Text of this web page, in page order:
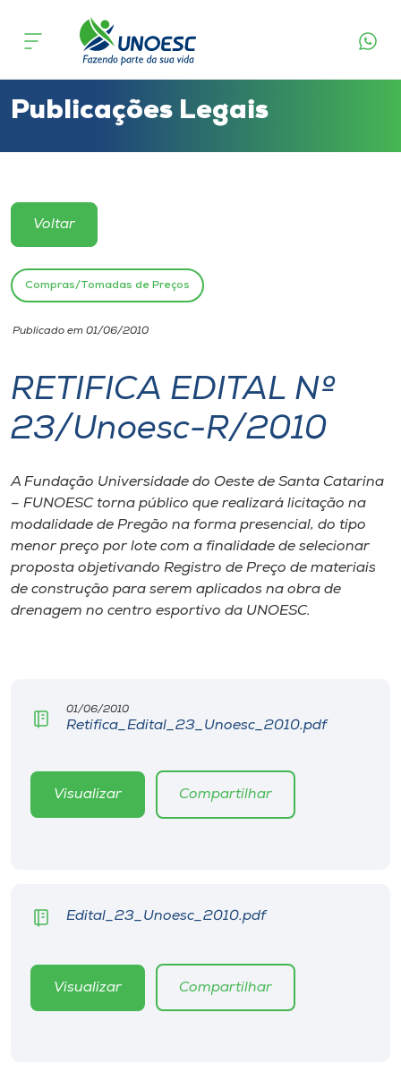
Cursos
Atendimento ao Estudante
Portal de Ensino
Unoesc
Internacionalização
I.nova
Diplomados
Cultura
Editora
Museu
Selecione
o idioma
Publicações Legais
Voltar
Compras/Tomadas de Preços
Publicado em 01/06/2010
RETIFICA EDITAL Nº
23/Unoesc-R/2010
A Fundação Universidade do Oeste de Santa Catarina
– FUNOESC torna público que realizará licitação na
modalidade de Pregão na forma presencial, do tipo
menor preço por lote com a finalidade de selecionar
proposta objetivando Registro de Preço de materiais
de construção para serem aplicados na obra de
drenagem no centro esportivo da UNOESC.
01/06/2010
Retifica_Edital_23_Unoesc_2010.pdf
Visualizar Compartilhar
Edital_23_Unoesc_2010.pdf
Visualizar Compartilhar